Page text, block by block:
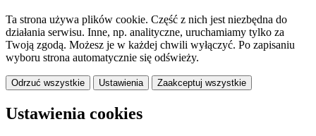
Ta strona używa plików cookie. Część z nich jest niezbędna do
działania serwisu. Inne, np. analityczne, uruchamiamy tylko za
Twoją zgodą. Możesz je w każdej chwili wyłączyć. Po zapisaniu
wyboru strona automatycznie się odświeży.
Odrzuć wszystkie Ustawienia Zaakceptuj wszystkie
Ustawienia cookies